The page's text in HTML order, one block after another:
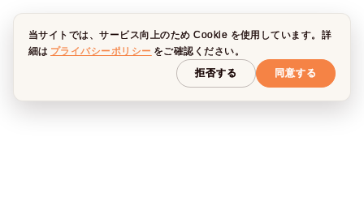
当サイトでは、サービス向上のため Cookie を使用しています。詳
細は プライバシーポリシー をご確認ください。
拒否する
同意する